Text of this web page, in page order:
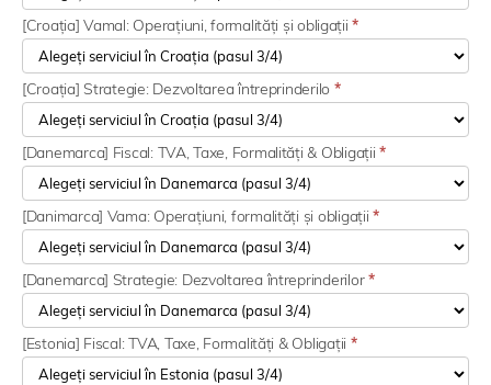
[Croația] Vamal: Operațiuni, formalități și obligații*
[Croația] Strategie: Dezvoltarea întreprinderilo *
[Danemarca] Fiscal: TVA, Taxe, Formalități & Obligații*
[Danimarca] Vama: Operațiuni, formalități și obligații*
[Danemarca] Strategie: Dezvoltarea întreprinderilor*
[Estonia] Fiscal: TVA, Taxe, Formalități & Obligații *